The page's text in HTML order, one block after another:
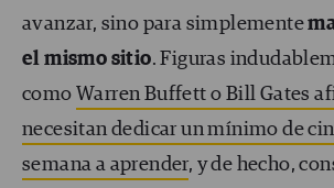
avanzar, sino para simplemente
el mismo sitio. Figuras
como Warren Buffett o Bill Gates
necesitan dedicar un mínimo de
semana a aprender, y de hecho,